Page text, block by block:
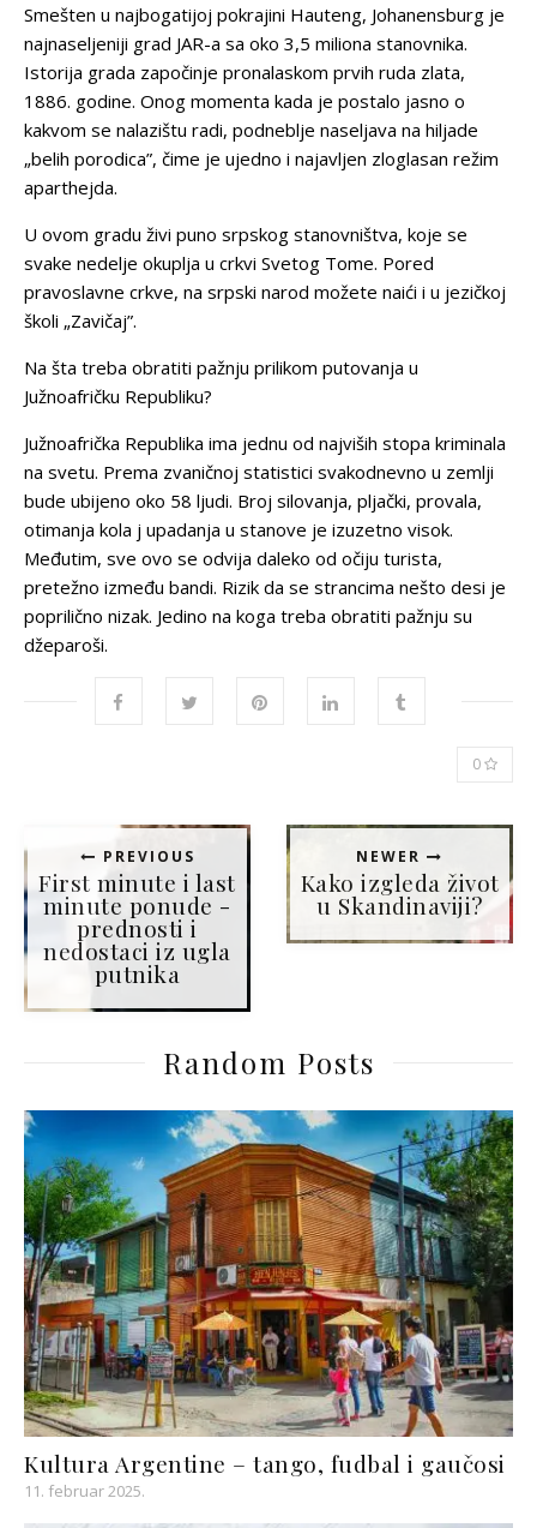
Smešten u najbogatijoj pokrajini Hauteng, Johanensburg je
najnaseljeniji grad JAR-a sa oko 3,5 miliona stanovnika.
Istorija grada započinje pronalaskom prvih ruda zlata,
1886. godine. Onog momenta kada je postalo jasno o
kakvom se nalazištu radi, podneblje naseljava na hiljade
„belih porodica”, čime je ujedno i najavljen zloglasan režim
aparthejda.
U ovom gradu živi puno srpskog stanovništva, koje se
svake nedelje okuplja u crkvi Svetog Tome. Pored
pravoslavne crkve, na srpski narod možete naići i u jezičkoj
školi „Zavičaj”.
Na šta treba obratiti pažnju prilikom putovanja u
Južnoafričku Republiku?
Južnoafrička Republika ima jednu od najviših stopa kriminala
na svetu. Prema zvaničnoj statistici svakodnevno u zemlji
bude ubijeno oko 58 ljudi. Broj silovanja, pljački, provala,
otimanja kola j upadanja u stanove je izuzetno visok.
Međutim, sve ovo se odvija daleko od očiju turista,
pretežno između bandi. Rizik da se strancima nešto desi je
poprilično nizak. Jedino na koga treba obratiti pažnju su
džeparoši.
0
PREVIOUS
First minute i last
minute ponude -
prednosti i
nedostaci iz ugla
putnika
NEWER
Kako izgleda život
u Skandinaviji?
Random Posts
Kultura Argentine – tango, fudbal i gaučosi
11. februar 2025.